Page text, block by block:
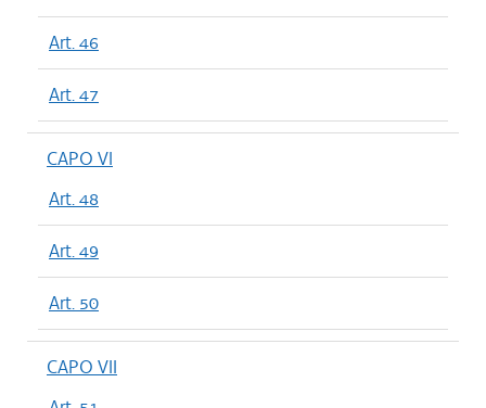
Art. 46
Art. 47
CAPO VI
Art. 48
Art. 49
Art. 50
CAPO VII